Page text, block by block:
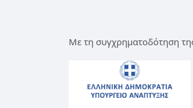
Με τη συγχρηματοδότηση